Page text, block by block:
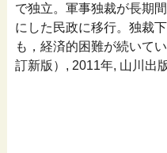
で独立。軍事独裁が長期
にした民政に移行。独裁
も，経済的困難が続いて
訂新版）, 2011年, 山川出